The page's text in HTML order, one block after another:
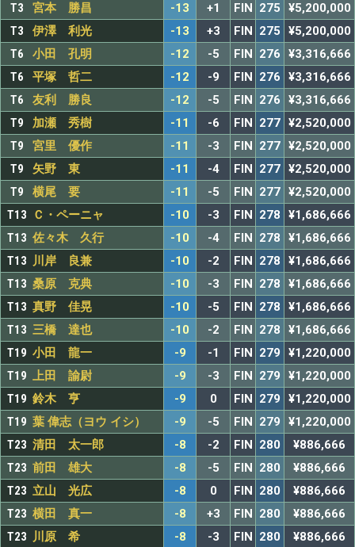
T3
宮本 勝昌 -13 +1 FIN 275
¥5,200,000
T3
伊澤 利光 -13 +3 FIN 275
¥5,200,000
T6
小田 孔明 -12 -5 FIN 276
¥3,316,666
T6
平塚 哲二 -12 -9 FIN 276
¥3,316,666
T6
友利 勝良 -12 -5 FIN 276
¥3,316,666
T9
加瀬 秀樹 -11 -6 FIN 277 ¥2,520,000
T9
宮里 優作 -11 -3 FIN 277 ¥2,520,000
T9
矢野 東 -11 -4 FIN 277 ¥2,520,000
T9
横尾 要 -11 -5 FIN 277 ¥2,520,000
T13
Ｃ・ペーニャ -10 -3 FIN 278
¥1,686,666
T13 佐々木 久行 -10 -4 FIN 278
¥1,686,666
T13 川岸 良兼 -10 -2 FIN 278
¥1,686,666
T13 桑原 克典 -10 -3 FIN 278
¥1,686,666
T13 真野 佳晃 -10 -5 FIN 278
¥1,686,666
T13 三橋 達也 -10 -2 FIN 278
¥1,686,666
T19 小田 龍一 -9 -1 FIN 279
¥1,220,000
T19 上田 諭尉 -9 -3 FIN 279
¥1,220,000
T19 鈴木 亨 -9 0 FIN 279
¥1,220,000
T19 葉 偉志（ヨウ イシ） -9 -5 FIN 279
¥1,220,000
T23 清田 太一郎 -8 -2 FIN 280
¥886,666
T23 前田 雄大 -8 -5 FIN 280
¥886,666
T23 立山 光広 -8 0 FIN 280
¥886,666
T23 横田 真一 -8 +3 FIN 280
¥886,666
T23 川原 希 -8 -3 FIN 280 ¥886,666